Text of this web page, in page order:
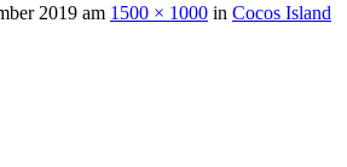
2019 am 1500 × 1000 in Cocos Island